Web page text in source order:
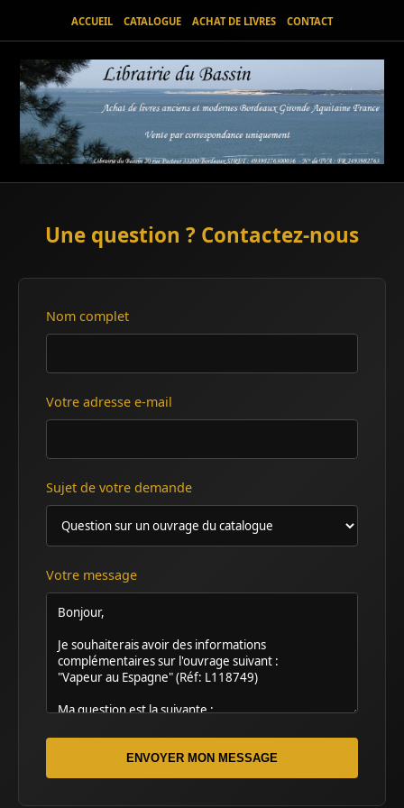
ACCUEIL CATALOGUE ACHAT DE LIVRES CONTACT
Une question ? Contactez-nous
Nom complet
Votre adresse e-mail
Sujet de votre demande
Votre message
ENVOYER MON MESSAGE